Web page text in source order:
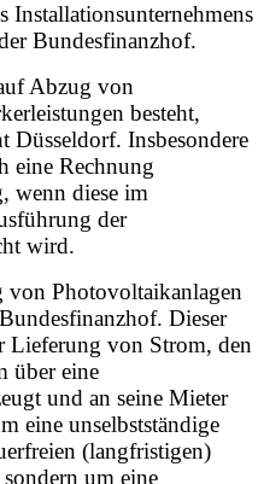
Installationsunternehmens
Bundesfinanzhof.
Abzug von
besteht,
Düsseldorf. Insbesondere
eine Rechnung
wenn diese im
der
wird.
von Photovoltaikanlagen
Dieser
Lieferung von Strom, den
über eine
und an seine Mieter
eine unselbstständige
(langfristigen)
um eine